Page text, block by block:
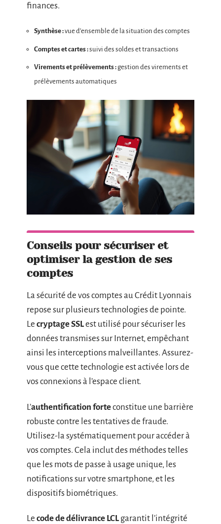
finances.
Synthèse :vue d’ensemble de la situation des comptes
Comptes et cartes :suivi des soldes et transactions
Virements et prélèvements : gestion des virements et
prélèvements automatiques
Conseils pour sécuriser et
optimiser la gestion de ses
comptes
La sécurité de vos comptes au Crédit Lyonnais
repose sur plusieurs technologies de pointe.
Le cryptage SSLest utilisé pour sécuriser les
données transmises sur Internet, empêchant
ainsi les interceptions malveillantes. Assurez-
vous que cette technologie est activée lors de
vos connexions à l’espace client.
L’authentification forteconstitue une barrière
robuste contre les tentatives de fraude.
Utilisez-la systématiquement pour accéder à
vos comptes. Cela inclut des méthodes telles
que les mots de passe à usage unique, les
notifications sur votre smartphone, et les
dispositifs biométriques.
Le code de délivrance LCLgarantit l’intégrité